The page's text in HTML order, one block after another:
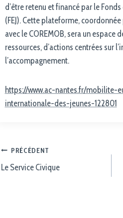
d’être retenu et financé par le
(FEJ). Cette plateforme, coordonnée
avec le COREMOB, sera un espace
ressources, d’actions centrées sur
l’accompagnement.
https://www.ac-nantes.fr/mobilite-
internationale-des-jeunes-122801
PRÉCÉDENT
Le Service Civique